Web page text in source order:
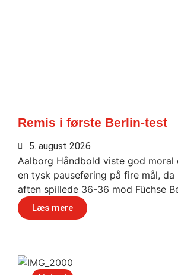
Remis i første Berlin-test
5. august 2026
Aalborg Håndbold viste god moral
en tysk pauseføring på fire mål, da
aften spillede 36-36 mod Füchse
Læs mere